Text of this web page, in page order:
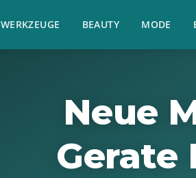
WERKZEUGE BEAUTY MODE
Neue
Gerate